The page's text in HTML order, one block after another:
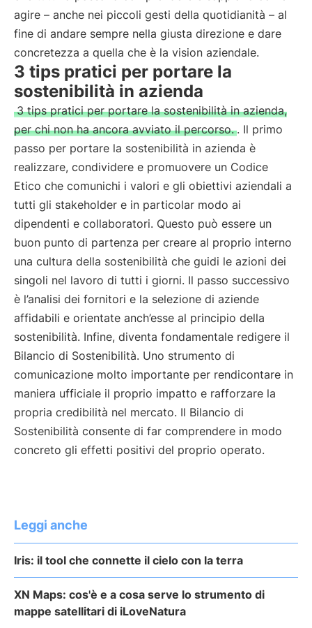
agire – anche nei piccoli gesti della quotidianità – al
fine di andare sempre nella giusta direzione e dare
concretezza a quella che è la vision aziendale.
3 tips pratici per portare la
sostenibilità in azienda
3 tips pratici per portare la sostenibilità in azienda,
per chi non ha ancora avviato il percorso. . Il primo
passo per portare la sostenibilità in azienda è
realizzare, condividere e promuovere un Codice
Etico che comunichi i valori e gli obiettivi aziendali a
tutti gli stakeholder e in particolar modo ai
dipendenti e collaboratori. Questo può essere un
buon punto di partenza per creare al proprio interno
una cultura della sostenibilità che guidi le azioni dei
singoli nel lavoro di tutti i giorni. Il passo successivo
è l’analisi dei fornitori e la selezione di aziende
affidabili e orientate anch’esse al principio della
sostenibilità. Infine, diventa fondamentale redigere il
Bilancio di Sostenibilità. Uno strumento di
comunicazione molto importante per rendicontare in
maniera ufficiale il proprio impatto e rafforzare la
propria credibilità nel mercato. Il Bilancio di
Sostenibilità consente di far comprendere in modo
concreto gli effetti positivi del proprio operato.
Leggi anche
Iris: il tool che connette il cielo con la terra
XN Maps: cos'è e a cosa serve lo strumento di
mappe satellitari di iLoveNatura